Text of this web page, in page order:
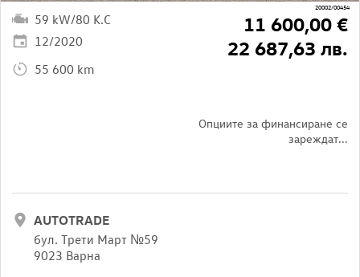
20002/00454
59 kW/80 K.C
12/2020
55 600 km
Опциите за финансиране се
зареждат...
11 600,00 €
22 687,63 лв.
AUTOTRADE
бул. Трети Март №59
9023 Варна